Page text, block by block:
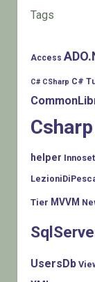
Tags
Access
C# CSharp C#
Csharp
helper
Tier MVVM
UsersDb